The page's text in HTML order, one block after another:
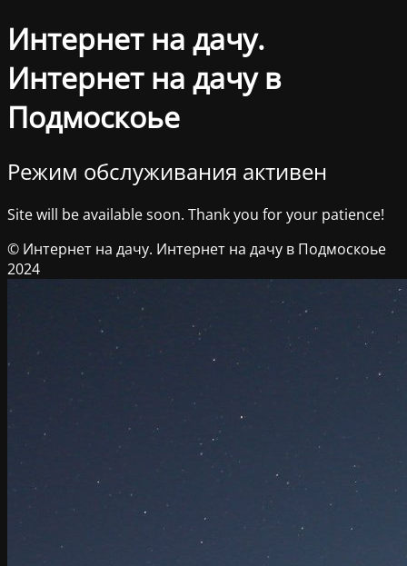
Интернет на дачу.
Интернет на дачу в
Подмоскоье
Режим обслуживания активен
Site will be available soon. Thank you for your patience!
© Интернет на дачу. Интернет на дачу в Подмоскоье
2024